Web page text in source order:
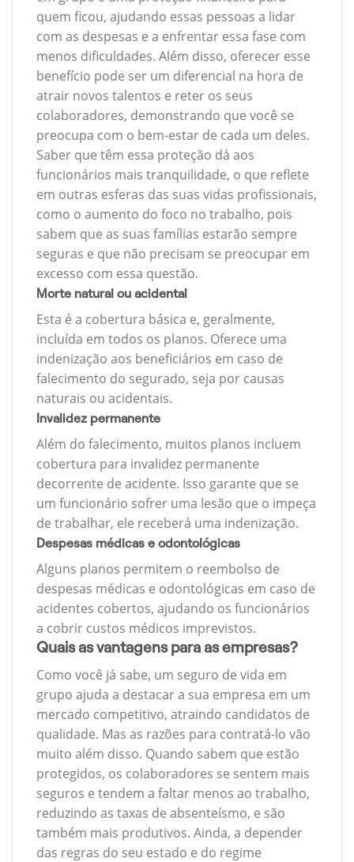
quem ficou, ajudando essas pessoas a lidar
com as despesas e a enfrentar essa fase com
menos dificuldades. Além disso, oferecer esse
benefício pode ser um diferencial na hora de
atrair novos talentos e reter os seus
colaboradores, demonstrando que você se
preocupa com o bem-estar de cada um deles.
Saber que têm essa proteção dá aos
funcionários mais tranquilidade, o que reflete
em outras esferas das suas vidas profissionais,
como o aumento do foco no trabalho, pois
sabem que as suas famílias estarão sempre
seguras e que não precisam se preocupar em
excesso com essa questão.
Morte natural ou acidental
Esta é a cobertura básica e, geralmente,
incluída em todos os planos. Oferece uma
indenização aos beneficiários em caso de
falecimento do segurado, seja por causas
naturais ou acidentais.
Invalidez permanente
Além do falecimento, muitos planos incluem
cobertura para invalidez permanente
decorrente de acidente. Isso garante que se
um funcionário sofrer uma lesão que o impeça
de trabalhar, ele receberá uma indenização.
Despesas médicas e odontológicas
Alguns planos permitem o reembolso de
despesas médicas e odontológicas em caso de
acidentes cobertos, ajudando os funcionários
a cobrir custos médicos imprevistos.
Quais as vantagens para as empresas?
Como você já sabe, um seguro de vida em
grupo ajuda a destacar a sua empresa em um
mercado competitivo, atraindo candidatos de
qualidade. Mas as razões para contratá-lo vão
muito além disso. Quando sabem que estão
protegidos, os colaboradores se sentem mais
seguros e tendem a faltar menos ao trabalho,
reduzindo as taxas de absenteísmo, e são
também mais produtivos. Ainda, a depender
das regras do seu estado e do regime